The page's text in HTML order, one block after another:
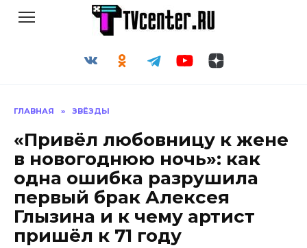
ГЛАВНАЯ » ЗВЁЗДЫ
«Привёл любовницу к жене
в новогоднюю ночь»: как
одна ошибка разрушила
первый брак Алексея
Глызина и к чему артист
пришёл к 71 году